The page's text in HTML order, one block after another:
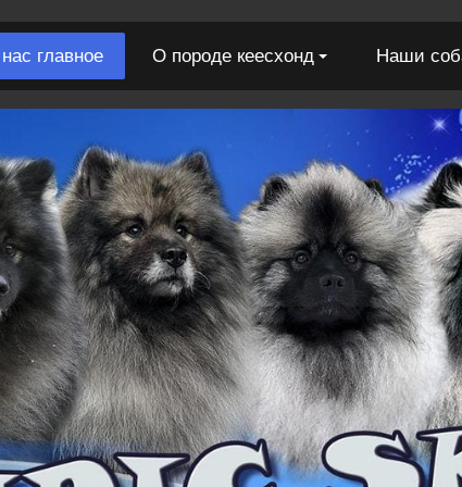
главное О породе кеесхонд Наши